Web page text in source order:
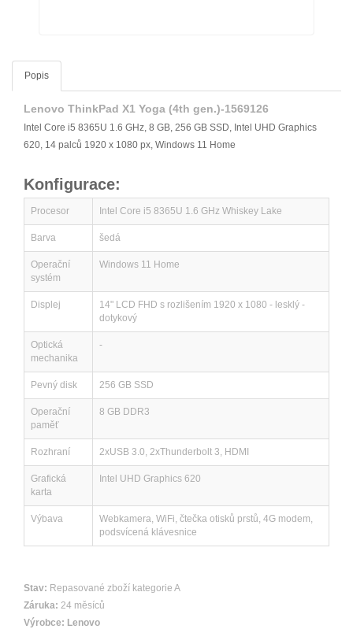
Popis
Lenovo ThinkPad X1 Yoga (4th gen.)-1569126
Intel Core i5 8365U 1.6 GHz, 8 GB, 256 GB SSD, Intel UHD Graphics
620, 14 palců 1920 x 1080 px, Windows 11 Home
Konfigurace:
Procesor Intel Core i5 8365U 1.6 GHz Whiskey Lake
Barva šedá
Operační
systém
Windows 11 Home
Displej
14" LCD FHD s rozlišením 1920 x 1080 - lesklý -
dotykový
Optická
mechanika
-
Pevný disk 256 GB SSD
Operační
paměť
8 GB DDR3
Rozhraní 2xUSB 3.0, 2xThunderbolt 3, HDMI
Grafická
karta
Intel UHD Graphics 620
Výbava
Webkamera, WiFi, čtečka otisků prstů, 4G modem,
podsvícená klávesnice
Stav: Repasované zboží kategorie A
Záruka: 24 měsíců
Výrobce: Lenovo